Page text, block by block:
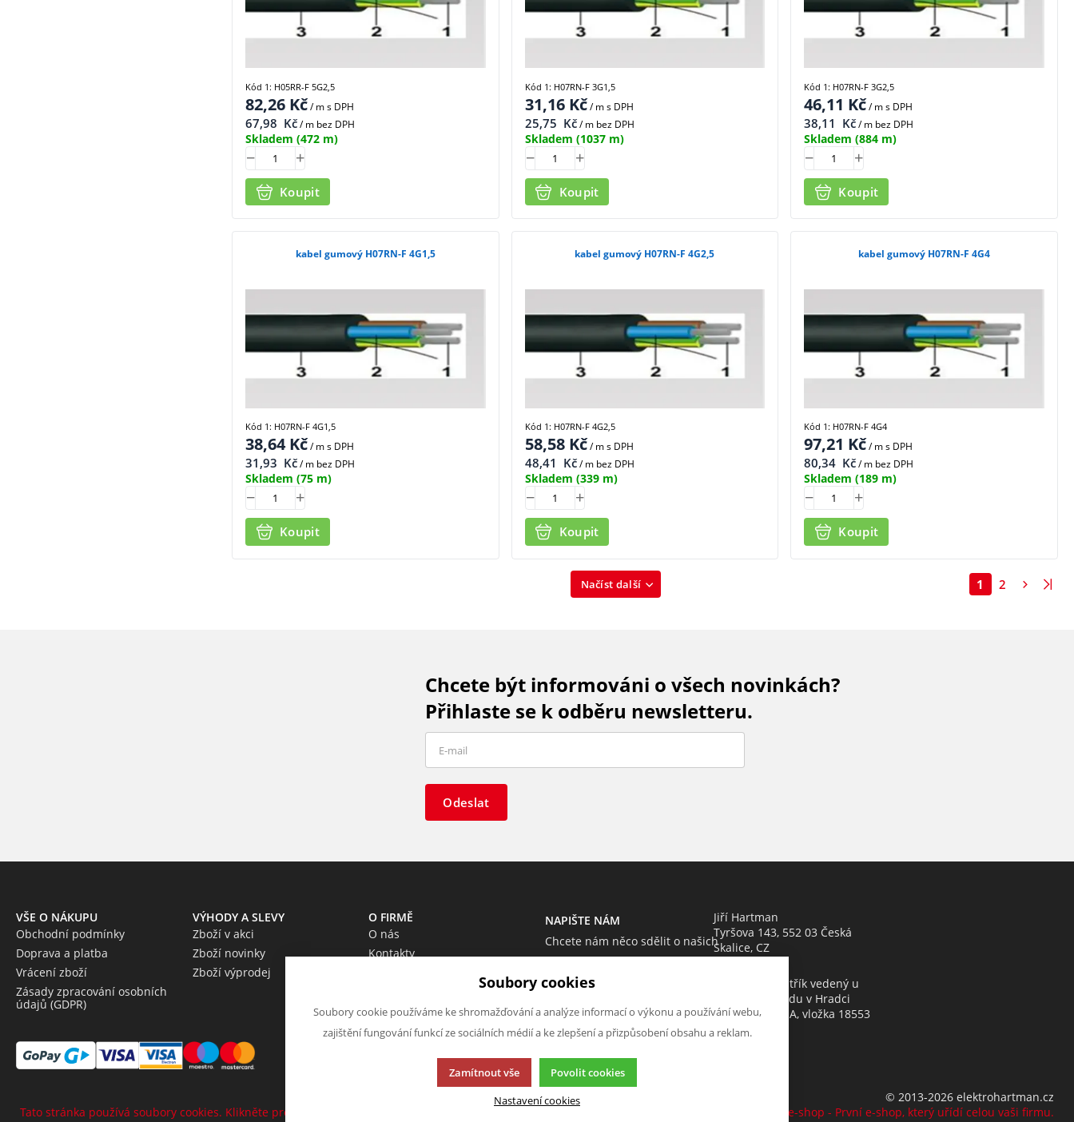
82,26 Kč/ ms DPH
67,98 Kč/ m bez DPH
Skladem (472 m)
Koupit
Kód 1: H05RR-F 5G2,5
31,16Kč/ ms DPH
25,75 Kč/ m bez DPH
Skladem (1037 m)
Koupit
Kód 1: H07RN-F 3G1,5
46,11 Kč/ ms DPH
38,11 Kč/ m bez DPH
Skladem (884 m)
Koupit
Kód 1: H07RN-F 3G2,5
kabel gumový H07RN-F 4G1,5
38,64Kč/ ms DPH
31,93 Kč/ m bez DPH
Skladem (75 m)
Koupit
Kód 1: H07RN-F 4G1,5
kabel gumový H07RN-F 4G2,5
58,58Kč/ ms DPH
48,41 Kč/ m bez DPH
Skladem (339 m)
Koupit
Kód 1: H07RN-F 4G2,5
kabel gumový H07RN-F 4G4
97,21 Kč/ ms DPH
80,34 Kč/ m bez DPH
Skladem (189 m)
Koupit
Kód 1: H07RN-F 4G4
Načíst další 1 2
Chcete být informováni o všech novinkách?
Přihlaste se k odběru newsletteru.
Odeslat
VŠE O NÁKUPU
Obchodní podmínky
Doprava a platba
Vrácení zboží
Zásady zpracování osobních
údajů (GDPR)
VÝHODY A SLEVY
Zboží v akci
Zboží novinky
Zboží výprodej
O FIRMĚ
O nás
Kontakty
NAPIŠTE NÁM
Chcete nám něco sdělit o našich
Neváhejte napsat.
Chci napsat zprávu
Jiří Hartman
Tyršova 143, 552 03 Česká
Skalice, CZ
Obchodní rejstřík vedený u
Krajského soudu v Hradci
Králové, oddíl A, vložka 18553
Tato stránka používá soubory cookies. Klikněte pro více informací.
© 2013-2026 elektrohartman.cz
K2 e-shop - První e-shop, který uřídí celou vaši firmu.
Soubory cookies
Soubory cookie používáme ke shromažďování a analýze informací o výkonu a používání webu,
zajištění fungování funkcí ze sociálních médií a ke zlepšení a přizpůsobení obsahu a reklam.
Zamítnout vše Povolit cookies
Nastavení cookies